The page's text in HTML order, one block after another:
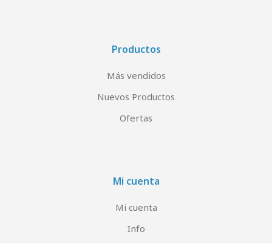
Productos
Más vendidos
Nuevos Productos
Ofertas
Mi cuenta
Mi cuenta
Info